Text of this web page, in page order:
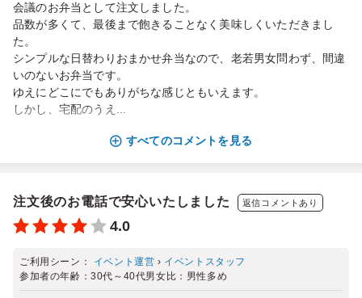
会議のお弁当として注文しました。
品数が多くて、最後まで飽きることなく美味しくいただきまし
た。
シンプルな日替わりおまかせ弁当なので、老若男女問わず、間違
いのないお弁当です。
ゆえにどこにでもありがちな感じともいえます。
しかし、宅配のうえ...
すべてのコメントを見る
注文後のお電話で安心いたしました 返信コメントあり
4.0
ご利用シーン： イベント運営 › イベントスタッフ
参加者の年齢：30代～40代男女比： 男性多め